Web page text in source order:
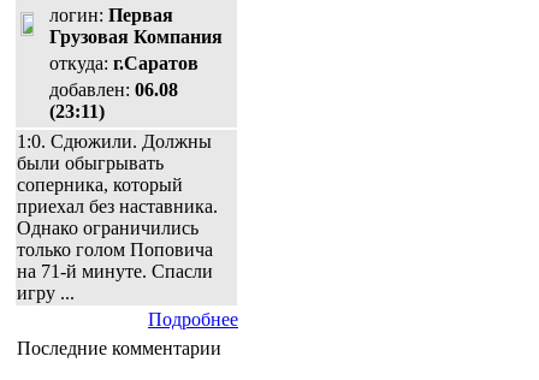
логин: Первая
Грузовая Компания
откуда: г.Саратов
добавлен: 06.08
(23:11)
1:0. Сдюжили. Должны
были обыгрывать
соперника, который
приехал без наставника.
Однако ограничились
только голом Поповича
на 71-й минуте. Спасли
игру ...
Подробнее
Последние комментарии